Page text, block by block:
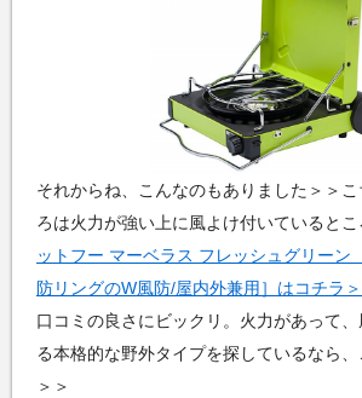
それからね、こんなのもありました＞＞こ
ろは火力が強い上に風よけ付いているとこ
ットフー マーベラス フレッシュグリーン
防リングのW風防/屋内外兼用］はコチラ＞
口コミの良さにビックリ。火力があって
る本格的な野外タイプを探しているなら
＞＞